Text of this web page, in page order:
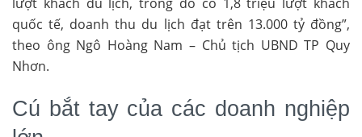
quốc tế, doanh thu du lịch đạt trên 13.000 tỷ đồng”,
theo ông Ngô Hoàng Nam – Chủ tịch UBND TP Quy
Nhơn.
Cú bắt tay của các doanh nghiệp